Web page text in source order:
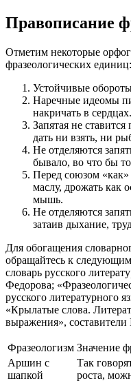
Правописание
Отметим некоторые
фразеологических единиц:
Устойчивые
Наречные идеомы
накричать в сердцах.
Запятая не
дать ни взять, ни
Не отделяются
бывало, во что бы
Перед союзом «как»
маслу, дрожать как
мышь.
Не отделяются
затаив дыхание,
Для обогащения
обращайтесь к
словарь русского
Федорова;
русского литературного
«Крылатые слова.
выражения»,
Фразеологизм Значение
Аршин с
шапкой
Так
роста,